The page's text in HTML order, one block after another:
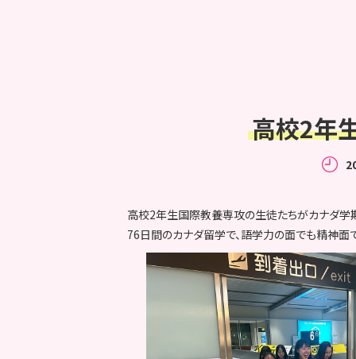
高校2年
高校2年生国際教養専攻の生徒たちがカナダ学
76日間のカナダ留学で、語学力の面でも精神面